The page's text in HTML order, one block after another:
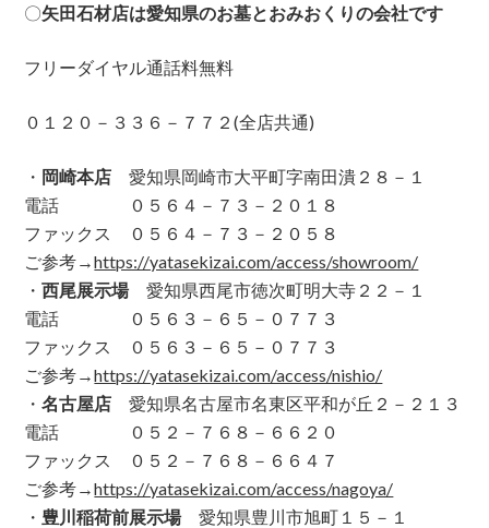
〇矢田石材店は愛知県のお墓とおみおくりの会社です
フリーダイヤル通話料無料
０１２０－３３６－７７２(全店共通)
・ 岡崎本店 愛知県岡崎市大平町字南田潰２８－１
電話 ０５６４－７３－２０１８
ファックス ０５６４－７３－２０５８
ご参考→https://yatasekizai.com/access/showroom/
・西尾展示場愛知県西尾市徳次町明大寺２２－１
電話 ０５６３－６５－０７７３
ファックス ０５６３－６５－０７７３
ご参考→https://yatasekizai.com/access/nishio/
・名古屋店 愛知県名古屋市名東区平和が丘２－２１３
電話 ０５２－７６８－６６２０
ファックス ０５２－７６８－６６４７
ご参考→https://yatasekizai.com/access/nagoya/
・ 豊川稲荷前展示場愛知県豊川市旭町１５－１